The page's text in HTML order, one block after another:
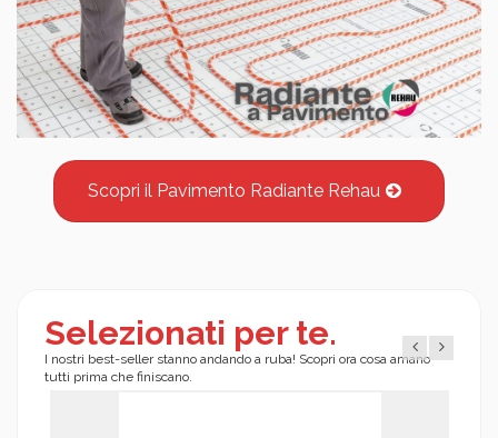
Scopri il Pavimento Radiante Rehau
Selezionati per te.
I nostri best-seller stanno andando a ruba! Scopri ora cosa amano
tutti prima che finiscano.